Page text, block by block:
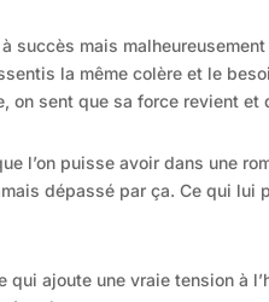
succès mais
la même colère et le
on sent que sa force revient et
l’on puisse avoir dans une
dépassé par ça. Ce qui lui
ajoute une vraie tension à